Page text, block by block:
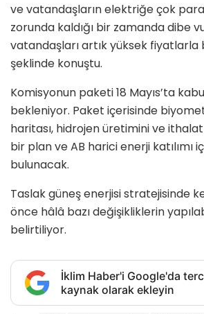
ve vatandaşların elektriğe çok
zorunda kaldığı bir zamanda dibe
vatandaşları artık yüksek fiyatlarla
şeklinde konuştu.
Komisyonun paketi 18 Mayıs’ta
bekleniyor. Paket içerisinde
haritası, hidrojen üretimini ve
bir plan ve AB harici enerji katılımı
bulunacak.
Taslak güneş enerjisi stratejisinde
önce hâlâ bazı değişikliklerin
belirtiliyor.
İklim Haber'i Google'da
kaynak olarak ekleyin